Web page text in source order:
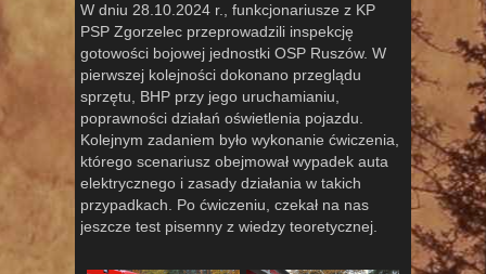
W dniu 28.10.2024 r., funkcjonariusze z KP
PSP Zgorzelec przeprowadzili inspekcję
gotowości bojowej jednostki OSP Ruszów. W
pierwszej kolejności dokonano przeglądu
sprzętu, BHP przy jego uruchamianiu,
poprawności działań oświetlenia pojazdu.
Kolejnym zadaniem było wykonanie ćwiczenia,
którego scenariusz obejmował wypadek auta
elektrycznego i zasady działania w takich
przypadkach. Po ćwiczeniu, czekał na nas
jeszcze test pisemny z wiedzy teoretycznej.